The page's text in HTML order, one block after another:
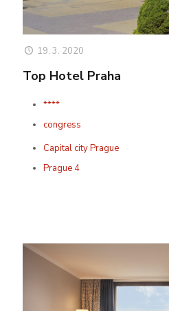
19. 3. 2020
Top Hotel Praha
****
congress
Capital city Prague
Prague 4